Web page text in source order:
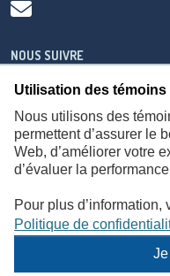
Utilisation des
Nous utilisons des
permettent d’assurer le
Web, d’améliorer votre
d’évaluer la
Pour plus
Politique de
NOUS SUIVRE
À propos Accessibilité
©